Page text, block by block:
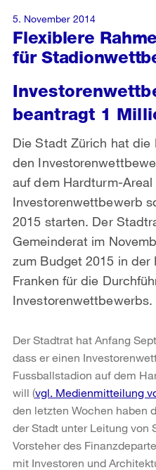
Flexiblere
für
beantragt 1
Die Stadt Zürich hat die
den
auf dem Hardturm-
Investorenwettbewerb
2015 starten. Der
Gemeinderat im
zum Budget 2015 in der
Franken für die
Investorenwettbewerbs.
5. November 2014
Der Stadtrat hat Anfang
dass er einen
Fussballstadion auf dem
will (vgl. Medienmitteilung
den letzten Wochen haben
der Stadt unter Leitung von
Vorsteher des
mit Investoren und